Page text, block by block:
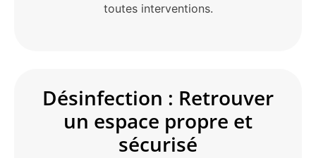
toutes interventions.
Désinfection : Retrouver
un espace propre et
sécurisé